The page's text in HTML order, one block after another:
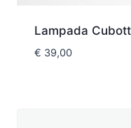
Lampada
€ 39,00